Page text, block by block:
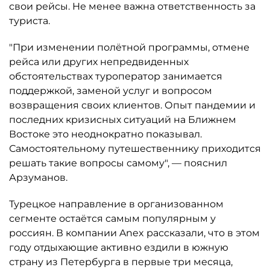
свои рейсы. Не менее важна ответственность за
туриста.
"При изменении полётной программы, отмене
рейса или других непредвиденных
обстоятельствах туроператор занимается
поддержкой, заменой услуг и вопросом
возвращения своих клиентов. Опыт пандемии и
последних кризисных ситуаций на Ближнем
Востоке это неоднократно показывал.
Самостоятельному путешественнику приходится
решать такие вопросы самому", — пояснил
Арзуманов.
Турецкое направление в организованном
сегменте остаётся самым популярным у
россиян. В компании Anex рассказали, что в этом
году отдыхающие активно ездили в южную
страну из Петербурга в первые три месяца,